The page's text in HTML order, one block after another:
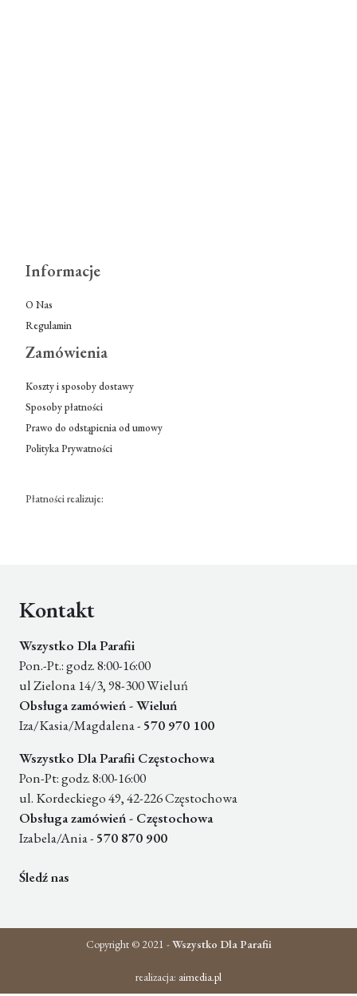
Informacje
O Nas
Regulamin
Zamówienia
Koszty i sposoby dostawy
Sposoby płatności
Prawo do odstąpienia od umowy
Polityka Prywatności
Płatności realizuje:
Kontakt
Wszystko Dla Parafii
Pon.-Pt.: godz. 8:00-16:00
ul Zielona 14/3, 98-300 Wieluń
Obsługa zamówień - Wieluń
Iza/Kasia/Magdalena - 570 970 100
Wszystko Dla Parafii Częstochowa
Pon-Pt: godz. 8:00-16:00
ul. Kordeckiego 49, 42-226 Częstochowa
Obsługa zamówień - Częstochowa
Izabela/Ania - 570 870 900
Śledź nas
Copyright © 2021 -Wszystko Dla Parafii
realizacja: aimedia.pl